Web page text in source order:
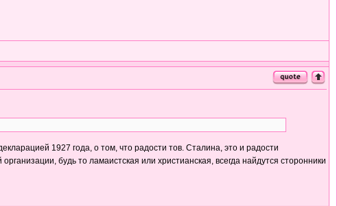
1927 года, о том, что радости тов. Сталина, это и радости
организации, будь то ламаистская или христианская, всегда найдутся сторонники